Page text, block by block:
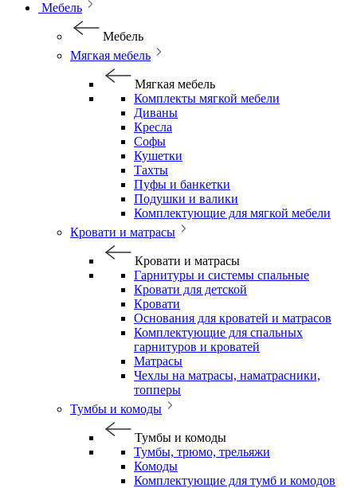
Мебель
Мебель
Мягкая мебель
Мягкая мебель
Комплекты мягкой мебели
Диваны
Кресла
Софы
Кушетки
Тахты
Пуфы и банкетки
Подушки и валики
Комплектующие для мягкой мебели
Кровати и матрасы
Кровати и матрасы
Гарнитуры и системы спальные
Кровати для детской
Кровати
Основания для кроватей и матрасов
Комплектующие для спальных
гарнитуров и кроватей
Матрасы
Чехлы на матрасы, наматрасники,
топперы
Тумбы и комоды
Тумбы и комоды
Тумбы, трюмо, трельяжи
Комоды
Комплектующие для тумб и комодов